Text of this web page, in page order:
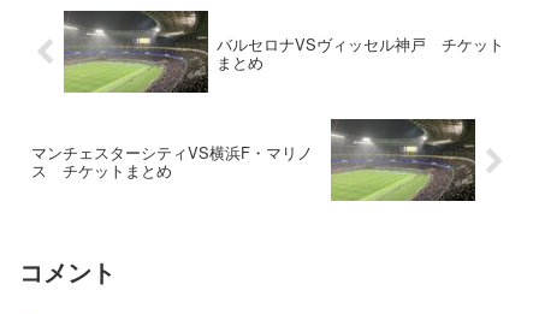
バルセロナVSヴィッセル神戸 チケット
まとめ
マンチェスターシティVS横浜F・マリノ
ス チケットまとめ
コメント